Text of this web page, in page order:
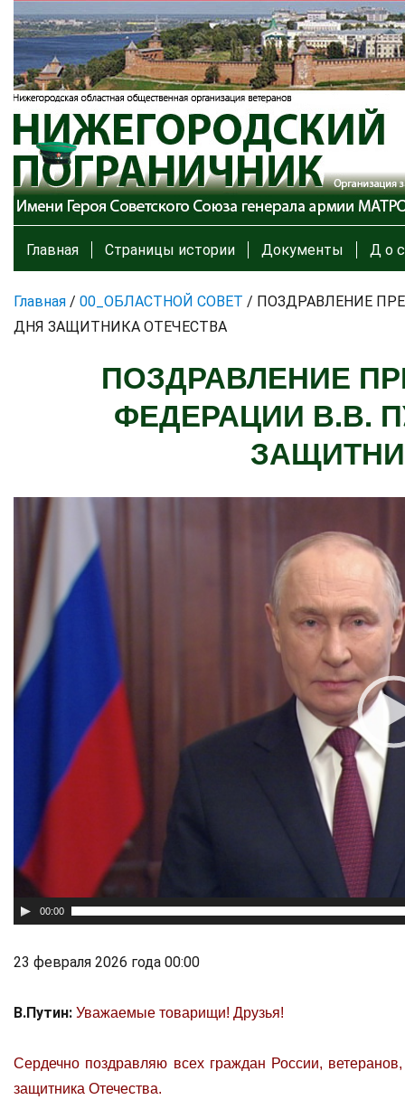
Главная Страницы истории Документы Д о с
Главная / 00_ОБЛАСТНОЙ СОВЕТ / ПОЗДРАВЛЕНИЕ
ДНЯ ЗАЩИТНИКА ОТЕЧЕСТВА
ПОЗДРАВЛЕНИЕ
ФЕДЕРАЦИИ В.В.
л
е
е
00:00
23 февраля 2026 года 00:00
В.Путин: Уважаемые товарищи! Друзья!
Сердечно поздравляю всех граждан России,
защитника Отечества.